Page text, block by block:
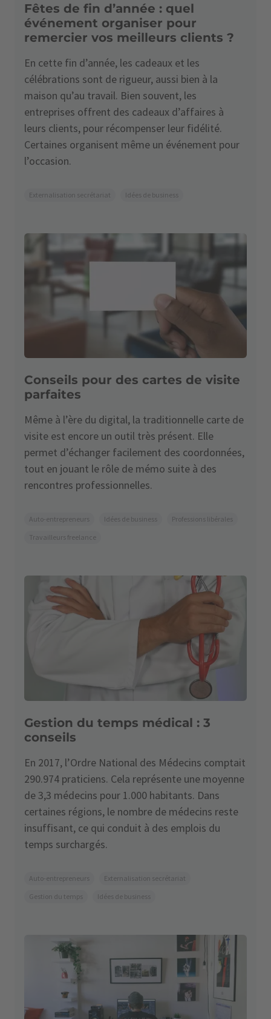
Fêtes de fin d’année : quel
événement organiser pour
remercier vos meilleurs clients ?
En cette fin d’année, les cadeaux et les
célébrations sont de rigueur, aussi bien à la
maison qu’au travail. Bien souvent, les
entreprises offrent des cadeaux d’affaires à
leurs clients, pour récompenser leur fidélité.
Certaines organisent même un événement pour
l’occasion.
Externalisation secrétariat Idées de business
Conseils pour des cartes de visite
parfaites
Même à l’ère du digital, la traditionnelle carte de
visite est encore un outil très présent. Elle
permet d’échanger facilement des coordonnées,
tout en jouant le rôle de mémo suite à des
rencontres professionnelles.
Auto-entrepreneurs Idées de business
Professions libérales
Travailleurs freelance
Gestion du temps médical : 3
conseils
En 2017, l’Ordre National des Médecins comptait
290.974 praticiens. Cela représente une moyenne
de 3,3 médecins pour 1.000 habitants. Dans
certaines régions, le nombre de médecins reste
insuffisant, ce qui conduit à des emplois du
temps surchargés.
Auto-entrepreneurs
Externalisation secrétariat
Gestion du temps
Idées de business